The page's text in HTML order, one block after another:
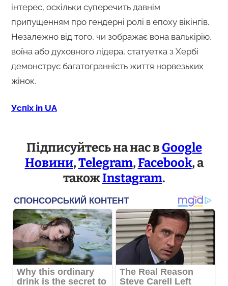
інтерес, оскільки суперечить давнім
припущенням про гендерні ролі в епоху вікінгів.
Незалежно від того, чи зображає вона валькірію,
воїна або духовного лідера, статуетка з Хербі
демонструє багатогранність життя норвезьких
жінок.
Успіх in UA
Підписуйтесь на нас вGoogle
Новини,Telegram,Facebook, а
такожInstagram.